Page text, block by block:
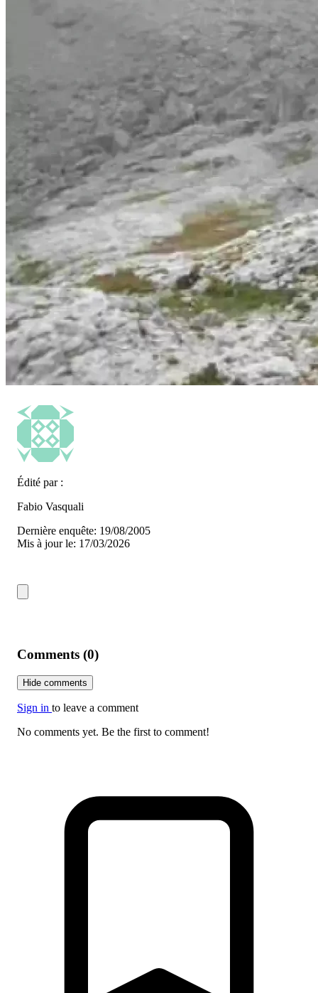
Édité par :
Fabio Vasquali
Dernière enquête: 19/08/2005
Mis à jour le: 17/03/2026
Comments (0)
Hide comments
Sign in to leave a comment
No comments yet. Be the first to comment!